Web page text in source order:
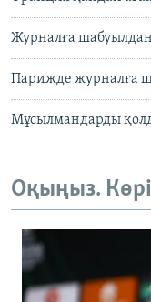
Журналға шабуылдан
Парижде журналға
Мұсылмандарды
Оқыңыз.